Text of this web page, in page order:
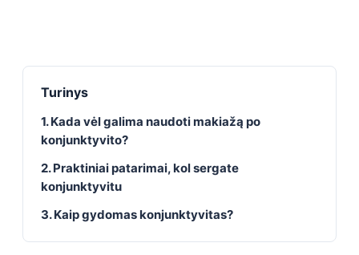
Turinys
1. Kada vėl galima naudoti makiažą po
konjunktyvito?
2. Praktiniai patarimai, kol sergate
konjunktyvitu
3. Kaip gydomas konjunktyvitas?